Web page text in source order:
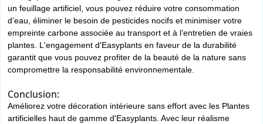
un feuillage artificiel, vous pouvez réduire votre consommation
d’eau, éliminer le besoin de pesticides nocifs et minimiser votre
empreinte carbone associée au transport et à l’entretien de vraies
plantes. L'engagement d'Easyplants en faveur de la durabilité
garantit que vous pouvez profiter de la beauté de la nature sans
compromettre la responsabilité environnementale.
Conclusion:
Améliorez votre décoration intérieure sans effort avec les Plantes
artificielles haut de gamme d'Easyplants. Avec leur réalisme